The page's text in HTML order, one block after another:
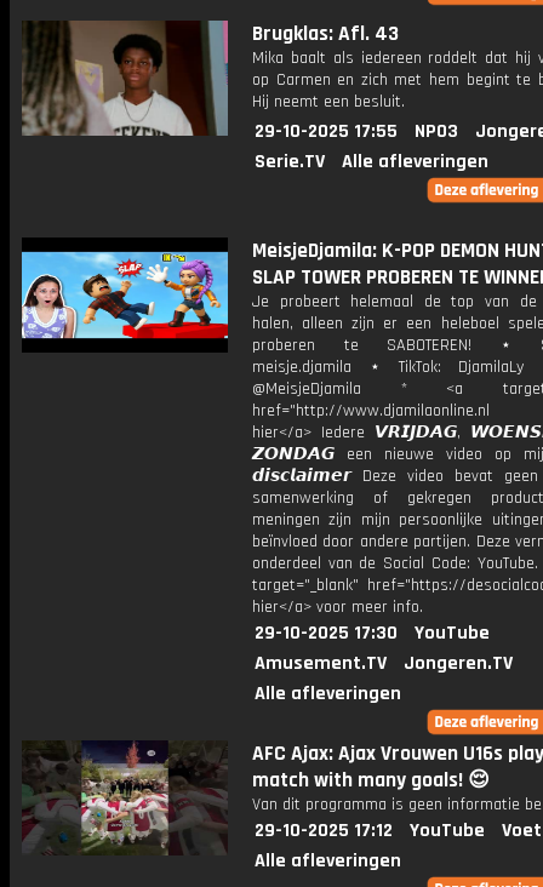
Brugklas: Afl. 43
Mika baalt als iedereen roddelt dat hij
op Carmen en zich met hem begint te
Hij neemt een besluit.
29-10-2025 17:55 NPO3
Serie.TV
Alle afleveringen
MeisjeDjamila: K-POP DEMON
SLAP TOWER PROBEREN TE
Je probeert helemaal de top van
halen, alleen zijn er een heleboel
proberen te SABOTEREN! ⋆
meisje.djamila ⋆ TikTok:
@MeisjeDjamila * <a
href="http://
hier</a> Iedere 𝙑𝙍𝙄𝙅𝘿𝘼𝙂,
𝙕𝙊𝙉𝘿𝘼𝙂 een nieuwe video op
𝙙𝙞𝙨𝙘𝙡𝙖𝙞𝙢𝙚𝙧 Deze video bevat geen
samenwerking of gekregen
meningen zijn mijn persoonlijke
beïnvloed door andere partijen. Deze
onderdeel van de Social Code:
target="_blank" href="https://
hier</a> voor meer info.
29-10-2025 17:30
YouTube
Amusement.TV
Jongeren.TV
Alle afleveringen
AFC Ajax: Ajax Vrouwen U16s
match with many goals! 😌
Van dit programma is geen informatie
29-10-2025 17:12 YouTube
Alle afleveringen